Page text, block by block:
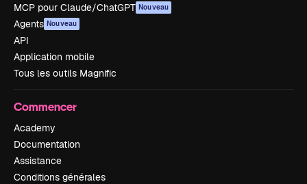
MCP pour Claude/ChatGPT Nouveau
Agents Nouveau
API
Application mobile
Tous les outils Magnific
Commencer
Academy
Documentation
Assistance
Conditions générales